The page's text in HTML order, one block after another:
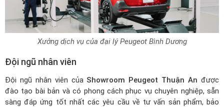
Xưởng dịch vụ của đại lý Peugeot Bình Dương
Đội ngũ nhân viên
Đội ngũ nhân viên của Showroom Peugeot Thuận An được
đào tạo bài bản và có phong cách phục vụ chuyên nghiệp, sẵn
sàng đáp ứng tốt nhất các yêu cầu về tư vấn sản phẩm, bảo